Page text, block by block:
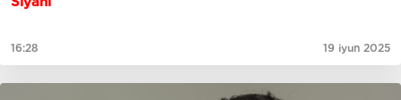
16:28 19 iyun 2025